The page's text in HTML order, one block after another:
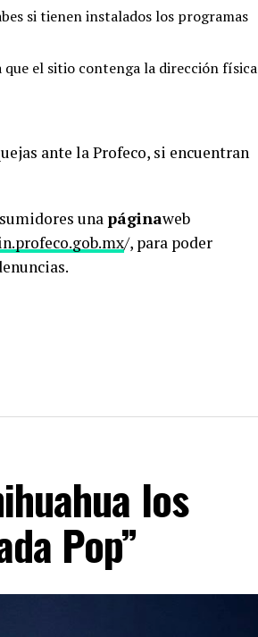
si tienen instalados los programas
que el sitio contenga la dirección física
ante la Profeco, si encuentran
una páginaweb
/, para poder
los
Pop”